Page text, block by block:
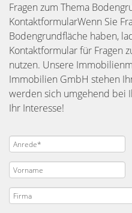
Fragen zum Thema
KontaktformularWenn Sie
Bodengrundfläche haben,
Kontaktformular für Fragen
nutzen. Unsere
Immobilien GmbH stehen
werden sich umgehend bei
Ihr Interesse!